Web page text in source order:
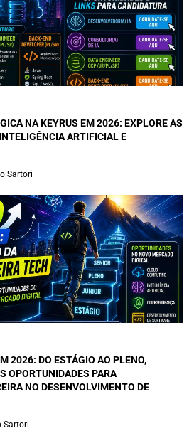
NA KEYRUS EM 2026: EXPLORE AS
ARTIFICIAL E
Sartori
2026: DO ESTÁGIO AO PLENO,
OPORTUNIDADES PARA
NO DESENVOLVIMENTO DE
Sartori